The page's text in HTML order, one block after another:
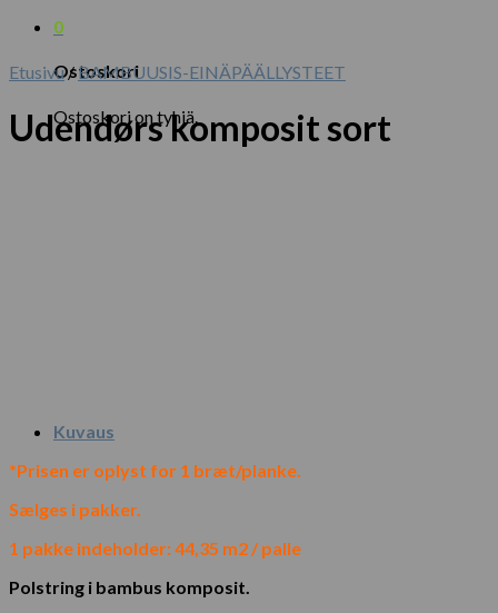
0
Ostoskori
Ostoskori on tyhjä.
Etusivu / BAMBUUSIS-EINÄPÄÄLLYSTEET
Udendørs komposit sort
Kuvaus
*Prisen er oplyst for 1 bræt/planke.
Sælges i pakker.
1 pakke indeholder: 44,35 m2 / palle
Polstring i bambus komposit.